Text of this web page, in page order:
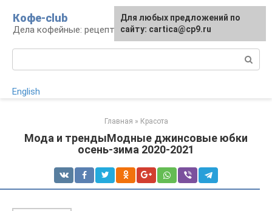
контенту
Кофе-club
Дела кофейные: рецепты и приготовление
English
Главная » Красота
Мода и трендыМодные джинсовые юбки
осень-зима 2020-2021
Для любых предложений по
сайту: cartica@cp9.ru